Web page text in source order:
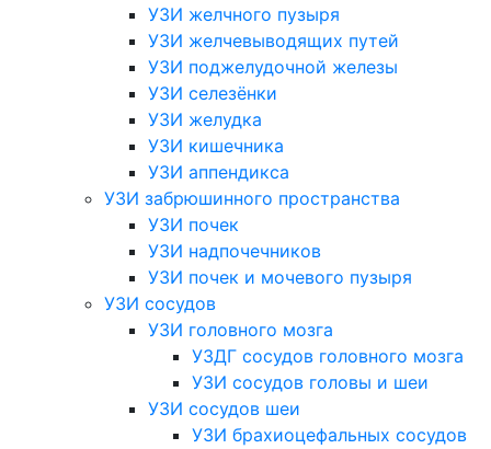
УЗИ желчного пузыря
УЗИ желчевыводящих путей
УЗИ поджелудочной железы
УЗИ селезёнки
УЗИ желудка
УЗИ кишечника
УЗИ аппендикса
УЗИ забрюшинного пространства
УЗИ почек
УЗИ надпочечников
УЗИ почек и мочевого пузыря
УЗИ сосудов
УЗИ головного мозга
УЗДГ сосудов головного мозга
УЗИ сосудов головы и шеи
УЗИ сосудов шеи
УЗИ брахиоцефальных сосудов